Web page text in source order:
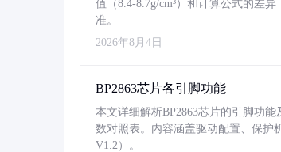
值（8.4-8.7g/cm³）和计算公式的差
准。
2026年8月4日
BP2863芯片各引脚功能
本文详细解析BP2863芯片的引脚功
数对照表。内容涵盖驱动配置、保护
V1.2）。